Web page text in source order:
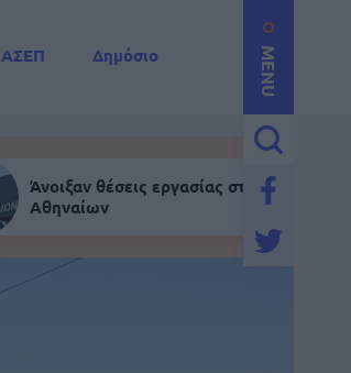
MENU
ΑΣΕΠ
Δημόσιο
Άνοιξαν θέσεις εργασίας στον Δήμο
Αθηναίων